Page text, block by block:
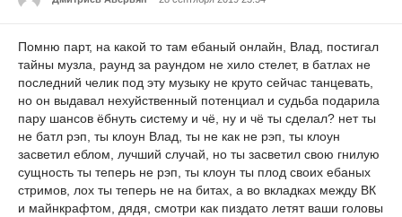
Помню парт, на какой то там ебаный онлайн, Влад, постигал
тайны музла, раунд за раундом не хило стелет, в батлах не
последний челик под эту музыку не круто сейчас танцевать,
но он выдавал нехуйственный потенциал и судьба подарила
пару шансов ёбнуть систему и чё, ну и чё ты сделал? нет ты
не батл рэп, ты клоун Влад, ты не как не рэп, ты клоун
засветил еблом, лучший случай, но ты засветил свою гнилую
сущность ты теперь не рэп, ты клоун ты плод своих ебаных
стримов, лох ты теперь не на битах, а во вкладках между ВК
и майнкрафтом, дядя, смотри как пиздато летят ваши головы